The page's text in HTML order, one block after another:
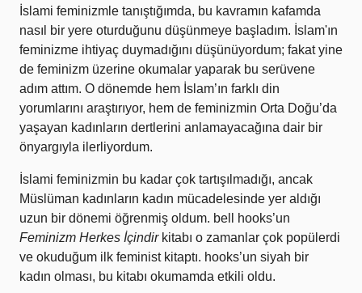
İslami feminizmle tanıştığımda, bu kavramın kafamda
nasıl bir yere oturduğunu düşünmeye başladım. İslam'ın
feminizme ihtiyaç duymadığını düşünüyordum; fakat yine
de feminizm üzerine okumalar yaparak bu serüvene
adım attım. O dönemde hem İslam’ın farklı din
yorumlarını araştırıyor, hem de feminizmin Orta Doğu’da
yaşayan kadınların dertlerini anlamayacağına dair bir
önyargıyla ilerliyordum.
İslami feminizmin bu kadar çok tartışılmadığı, ancak
Müslüman kadınların kadın mücadelesinde yer aldığı
uzun bir dönemi öğrenmiş oldum. bell hooks’un
Feminizm Herkes İçindirkitabı o zamanlar çok popülerdi
ve okuduğum ilk feminist kitaptı. hooks’un siyah bir
kadın olması, bu kitabı okumamda etkili oldu.